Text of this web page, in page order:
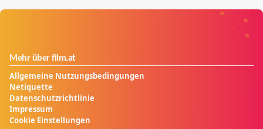
Mehr über film.at
Allgemeine Nutzungsbedingungen
Netiquette
Datenschutzrichtlinie
Impressum
Cookie Einstellungen